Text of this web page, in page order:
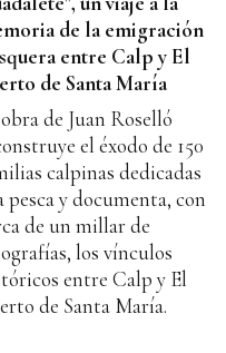
de la emigración
entre Calp y El
de Santa María
de Juan Roselló
el éxodo de 150
calpinas dedicadas
pesca y documenta, con
de un millar de
los vínculos
entre Calp y El
de Santa María.